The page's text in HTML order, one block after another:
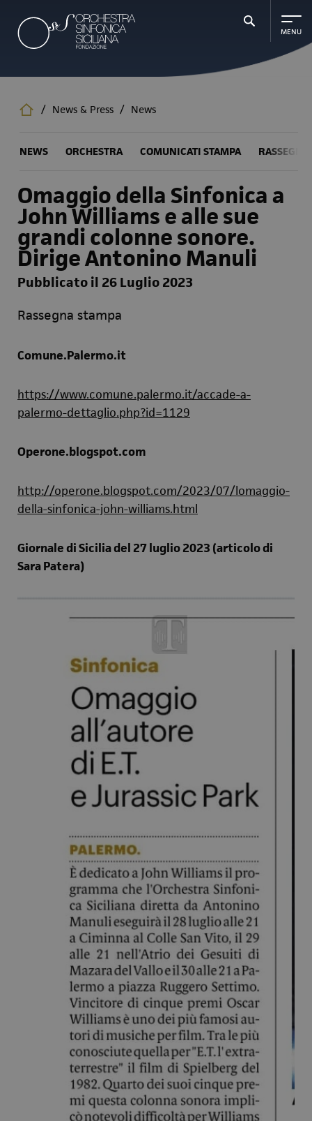
contenuto
principale
/ News & Press / News
NEWS ORCHESTRA COMUNICATI STAMPA
Omaggio della Sinfonica a
John Williams e alle sue
grandi colonne sonore.
Dirige Antonino Manuli
Pubblicato il 26 Luglio 2023
Rassegna stampa
Comune.Palermo.it
https://www.comune.palermo.it/accade-a-
palermo-dettaglio.php?id=1129
Operone.blogspot.com
http://operone.blogspot.com/2023/07/lomaggio-
della-sinfonica-john-williams.html
Giornale di Sicilia del 27 luglio 2023 (articolo di
Sara Patera)